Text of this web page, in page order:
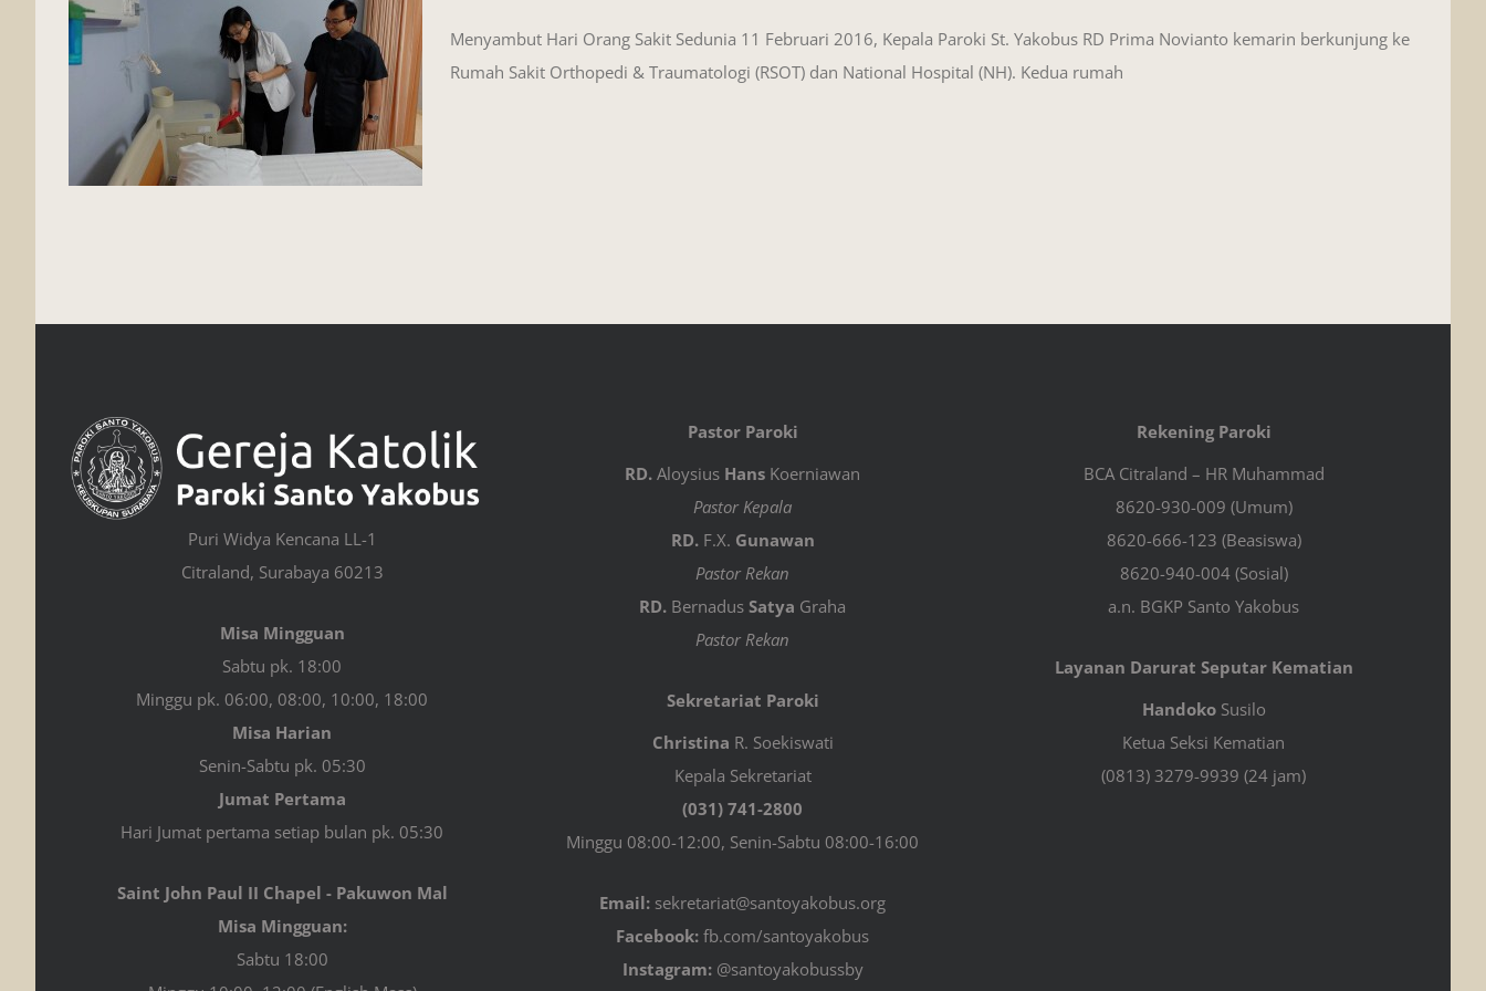
Menyambut Hari Orang Sakit Sedunia 11 Februari 2016, Kepala Paroki St. Yakobus RD Prima Novianto kemarin berkunjung ke
Rumah Sakit Orthopedi & Traumatologi (RSOT) dan National Hospital (NH). Kedua rumah
Puri Widya Kencana LL-1
Citraland, Surabaya 60213
Misa Mingguan
Sabtu pk. 18:00
Minggu pk. 06:00, 08:00, 10:00, 18:00
Misa Harian
Senin-Sabtu pk. 05:30
Jumat Pertama
Hari Jumat pertama setiap bulan pk. 05:30
Saint John Paul II Chapel - Pakuwon Mal
Misa Mingguan:
Sabtu 18:00
Pastor Paroki
RD. Aloysius Hans Koerniawan
Pastor Kepala
RD.F.X. Gunawan
Pastor Rekan
RD. BernadusSatya Graha
Pastor Rekan
Sekretariat Paroki
Christina R. Soekiswati
Kepala Sekretariat
(031) 741-2800
Minggu 08:00-12:00, Senin-Sabtu 08:00-16:00
Email: sekretariat@santoyakobus.org
Facebook: fb.com/santoyakobus
Instagram:@santoyakobussby
Rekening Paroki
BCA Citraland – HR Muhammad
8620-930-009 (Umum)
8620-666-123 (Beasiswa)
8620-940-004 (Sosial)
a.n. BGKP Santo Yakobus
Layanan Darurat Seputar Kematian
HandokoSusilo
Ketua Seksi Kematian
(0813) 3279-9939 (24 jam)